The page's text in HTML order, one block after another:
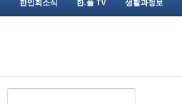
한인회소식 한.폴 TV 생활과정보